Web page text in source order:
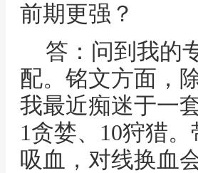
前期更强？
答：问到我的
配。铭文方面，
我最近痴迷于一
1贪婪、10狩猎
吸血，对线换血